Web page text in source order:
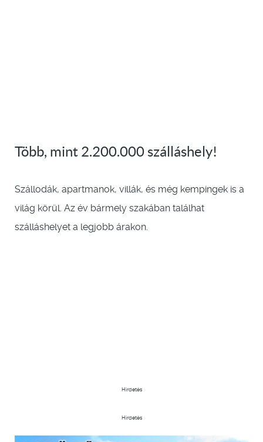
Több, mint 2.200.000 szálláshely!
Szállodák, apartmanok, villák, és még kempingek is a
világ körül. Az év bármely szakában találhat
szálláshelyet a legjobb árakon.
Hirdetés
Hirdetés